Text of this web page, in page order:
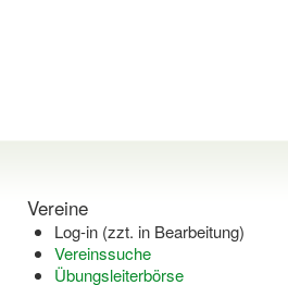
Vereine
Log-in (zzt. in Bearbeitung)
Vereinssuche
Übungsleiterbörse